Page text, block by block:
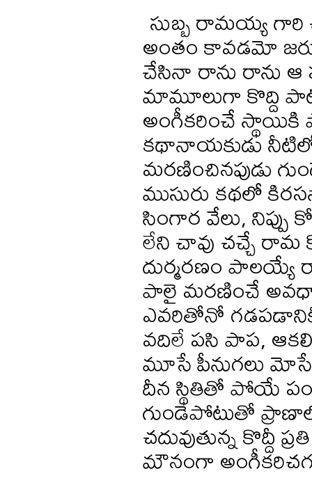
సుబ్బ రామయ్య
అంతం కావడమో
చేసినా రాను రాను ఆ
మామూలుగా కొద్ది
అంగీకరించే స్థాయికి
కథానాయకుడు
మరణించినపుడు
ముసురు కథలో
సింగార వేలు,
లేని చావు చచ్చే రామ
దుర్మరణం పాలయ్యే
పాలై మరణించే
ఎవరితోనో
వదిలే పసి పాప,
మూసే పీనుగలు
దీన స్థితితో పోయే
గుండెపోటుతో
చదువుతున్న కొద్దీ
మౌనంగా